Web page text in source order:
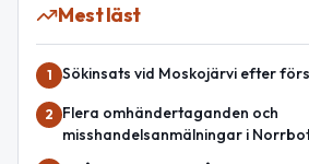
Mest läst
1 Sökinsats vid Moskojärvi efter
2
Flera omhändertaganden och
misshandelsanmälningar i